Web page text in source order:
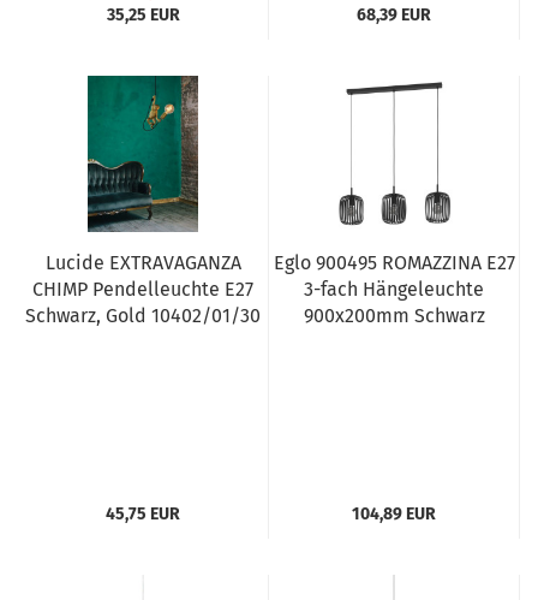
35,25 EUR 68,39 EUR
Lucide EXTRAVAGANZA
CHIMP Pendelleuchte E27
Schwarz, Gold 10402/01/30
45,75 EUR
Eglo 900495 ROMAZZINA E27
3-fach Hängeleuchte
900x200mm Schwarz
104,89 EUR